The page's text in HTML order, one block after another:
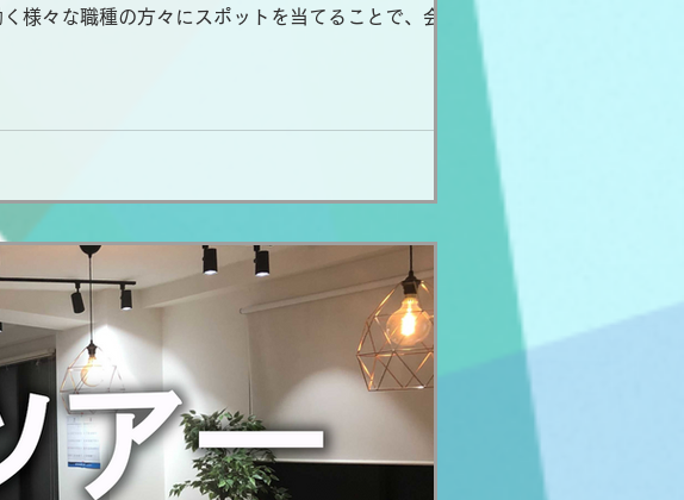
様々な職種の方々にスポットを当てることで、会社の